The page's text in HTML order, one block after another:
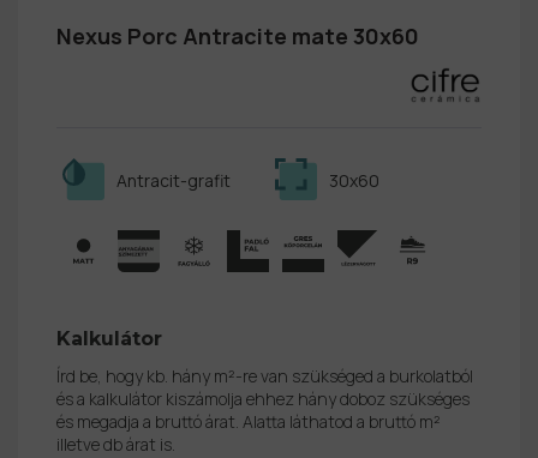
Nexus Porc Antracite mate 30x60
30x60
Antracit-grafit
Kalkulátor
Írd be, hogy kb. hány m²-re van szükséged a burkolatból
és a kalkulátor kiszámolja ehhez hány doboz szükséges
és megadja a bruttó árat. Alatta láthatod a bruttó m²
illetve db árat is.